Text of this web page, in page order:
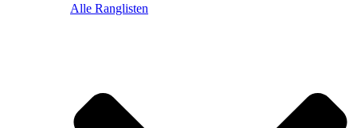
Alle Ranglisten